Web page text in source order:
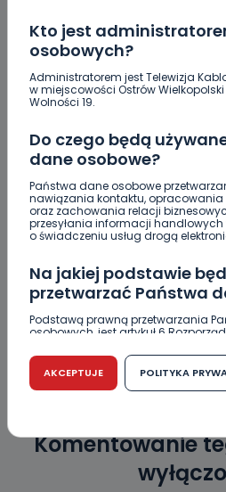
Kto jest
osobowych?
Administratorem jest Telewizja
w miejscowości Ostrów
Wolności 19.
Do czego będą
dane osobowe?
Państwa dane osobowe
nawiązania kontaktu, opracowania
oraz zachowania relacji
przesyłania informacji
o świadczeniu usług drogą
Na jakiej podstawie
przetwarzać Państwa
Podstawą prawną przetwarzania
osobowych, jest artykuł 6
r. w sprawie ochrony osób
przetwarzaniem danych
swobodnego przepływu takich
dyrektywy 95/46/WE (RODO).
Czy jest możliwość
Podanie danych osobowych jest
wymogiem ustawowym lub
warunku zawarcia umowy.
AKCEPTUJE POLITYKA
Raulin, Witkowska,
Antonińska" dzień drugi
Auto rozbite na drzewie.
niego wyjść [FOTO]
Nastolatek w szpitalu po
motocyklem
Uważaj na oszustwo!
fałszywego e-Urzędu
Jak wybrać prostownicę do
elektryzujących?
Jakość wody wróciła
komunikat sanepidu
Zatrzymany w Sośniach. Za
Komentowanie